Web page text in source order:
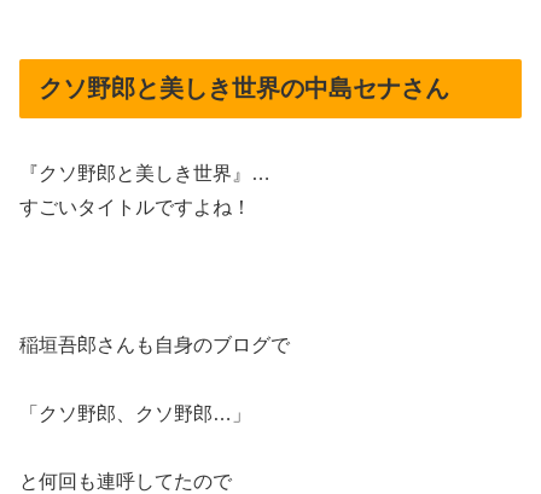
クソ野郎と美しき世界の中島セナさん
『クソ野郎と美しき世界』…
すごいタイトルですよね！
稲垣吾郎さんも自身のブログで
「クソ野郎、クソ野郎…」
と何回も連呼してたので